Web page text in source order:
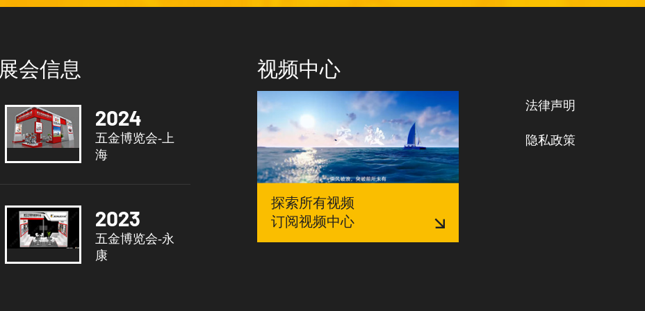
展会信息
2024
五金博览会-上
海
2023
五金博览会-永
康
视频中心
探索所有视频
订阅视频中心
法律声明
隐私政策